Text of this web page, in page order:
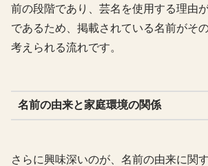
前の段階であり、芸名を使用する理由
であるため、掲載されている名前がそ
考えられる流れです。
名前の由来と家庭環境の関係
さらに興味深いのが、名前の由来に関